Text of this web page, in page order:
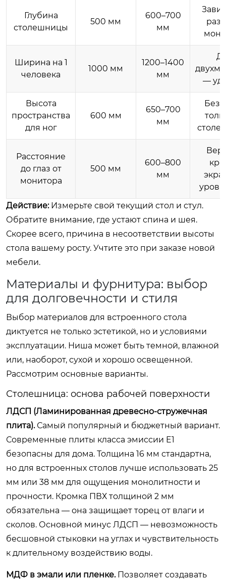
Глубина
столешницы
500 мм
600–700
мм
Ширина на 1
человека
1000 мм
1200–1400
мм
—
Высота
пространства
для ног
600 мм
650–700
мм
Без
Расстояние
до глаз от
монитора
500 мм
600–800
мм
Действие:Измерьте свой текущий стол и стул.
Обратите внимание, где устают спина и шея.
Скорее всего, причина в несоответствии высоты
стола вашему росту. Учтите это при заказе новой
мебели.
Материалы и фурнитура: выбор
для долговечности и стиля
Выбор материалов для встроенного стола
диктуется не только эстетикой, но и условиями
эксплуатации. Ниша может быть темной, влажной
или, наоборот, сухой и хорошо освещенной.
Рассмотрим основные варианты.
Столешница: основа рабочей поверхности
ЛДСП (Ламинированная древесно-стружечная
плита).Самый популярный и бюджетный вариант.
Современные плиты класса эмиссии E1
безопасны для дома. Толщина 16 мм стандартна,
но для встроенных столов лучше использовать 25
мм или 38 мм для ощущения монолитности и
прочности. Кромка ПВХ толщиной 2 мм
обязательна — она защищает торец от влаги и
сколов. Основной минус ЛДСП — невозможность
бесшовной стыковки на углах и чувствительность
к длительному воздействию воды.
МДФ в эмали или пленке.Позволяет создавать